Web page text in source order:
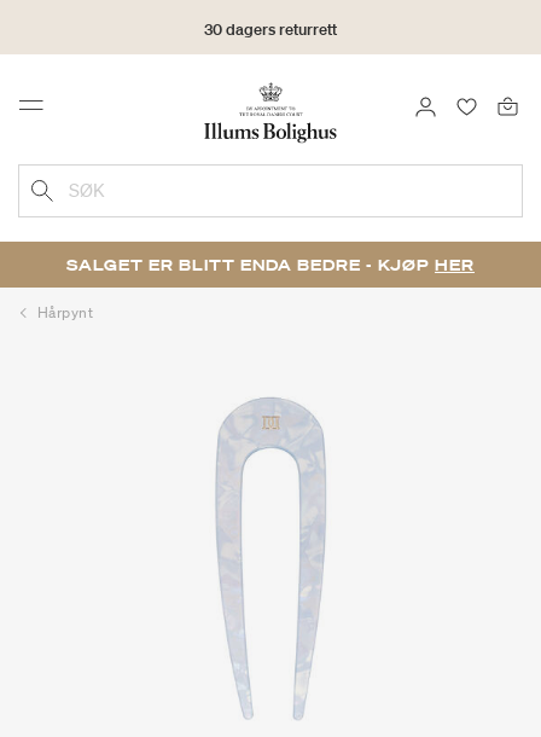
30 dagers returrett
Menu LOGG INN
SØK
SALGET ER BLITT ENDA BEDRE - KJØP HER
Hårpynt